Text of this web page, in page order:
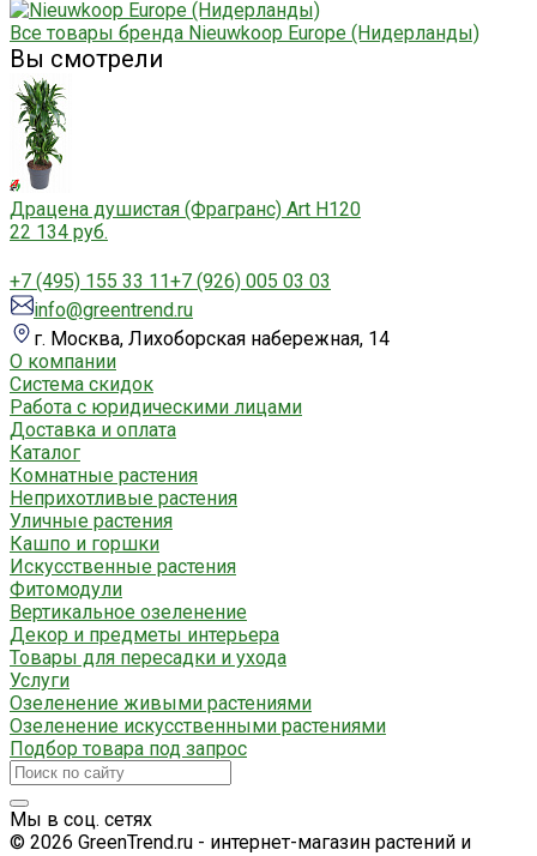
Все товары бренда Nieuwkoop Europe (Нидерланды)
Вы смотрели
Драцена душистая (Фрагранс) Art H120
22 134 руб.
+7 (495) 155 33 11+7 (926) 005 03 03
info@greentrend.ru
г. Москва, Лихоборская набережная, 14
О компании
Система скидок
Работа с юридическими лицами
Доставка и оплата
Каталог
Комнатные растения
Неприхотливые растения
Уличные растения
Кашпо и горшки
Искусственные растения
Фитомодули
Вертикальное озеленение
Декор и предметы интерьера
Товары для пересадки и ухода
Услуги
Озеленение живыми растениями
Озеленение искусственными растениями
Подбор товара под запрос
Мы в соц. сетях
© 2026 GreenTrend.ru - интернет-магазин растений и